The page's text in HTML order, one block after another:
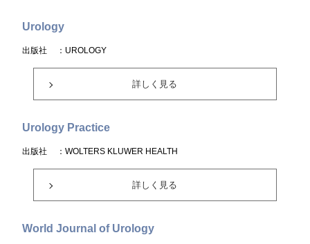
Urology
出版社 ：UROLOGY
詳しく見る
Urology Practice
出版社 ：WOLTERS KLUWER HEALTH
詳しく見る
World Journal of Urology